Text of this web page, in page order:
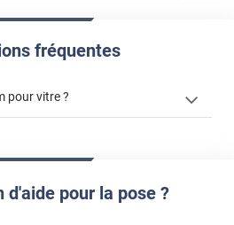
fréquentes
pour vitre ?
un film adhésif pour vitre
enlever et stocker
d'aide pour la pose ?